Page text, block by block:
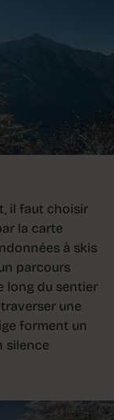
il faut choisir
la carte
à skis
parcours
long du sentier
une
forment un
silence